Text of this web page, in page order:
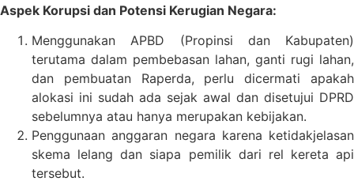
Aspek Korupsi dan Potensi Kerugian Negara:
Menggunakan APBD (Propinsi dan Kabupaten)
terutama dalam pembebasan lahan, ganti rugi lahan,
dan pembuatan Raperda, perlu dicermati apakah
alokasi ini sudah ada sejak awal dan disetujui DPRD
sebelumnya atau hanya merupakan kebijakan.
Penggunaan anggaran negara karena ketidakjelasan
skema lelang dan siapa pemilik dari rel kereta api
tersebut.